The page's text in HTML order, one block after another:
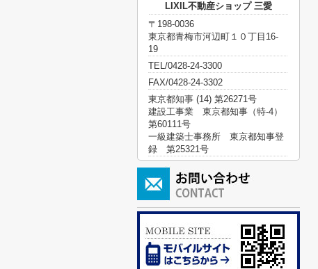
LIXIL不動産ショップ 三愛
〒198-0036
東京都青梅市河辺町１０丁目16-
19
TEL/0428-24-3300
FAX/0428-24-3302
東京都知事 (14) 第26271号
建設工事業 東京都知事（特-4）
第60111号
一級建築士事務所 東京都知事登
録 第25321号